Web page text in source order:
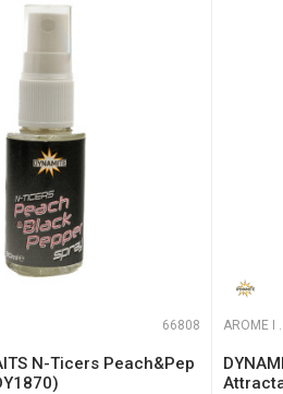
je 2 + 3 :
66808
N-Ticers Peach&Pep